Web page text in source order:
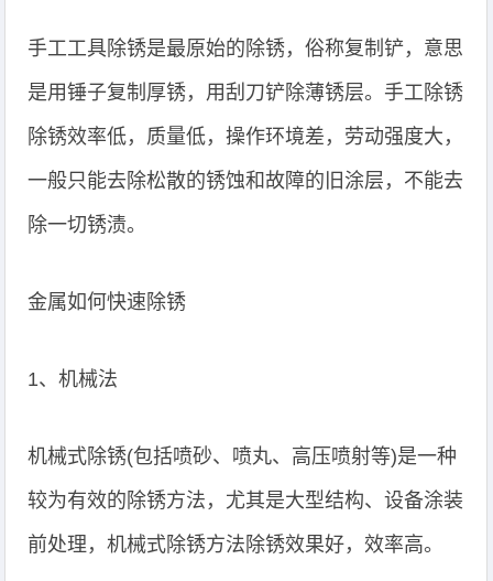
手工工具除锈是最原始的除锈，俗称复制铲，意思
是用锤子复制厚锈，用刮刀铲除薄锈层。手工除锈
除锈效率低，质量低，操作环境差，劳动强度大，
一般只能去除松散的锈蚀和故障的旧涂层，不能去
除一切锈渍。
金属如何快速除锈
1、机械法
机械式除锈(包括喷砂、喷丸、高压喷射等)是一种
较为有效的除锈方法，尤其是大型结构、设备涂装
前处理，机械式除锈方法除锈效果好，效率高。